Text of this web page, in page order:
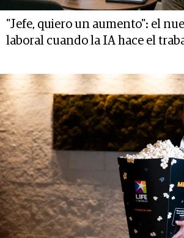
"Jefe, quiero un aumento": el
laboral cuando la IA hace el